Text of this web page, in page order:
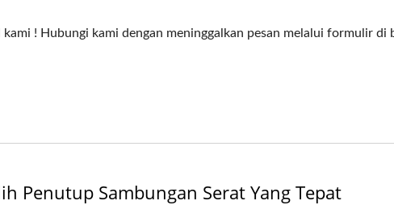
kami ! Hubungi kami dengan meninggalkan pesan melalui formulir di
Penutup Sambungan Serat Yang Tepat